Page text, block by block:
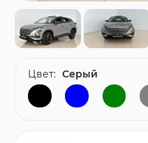
Цвет: Серый